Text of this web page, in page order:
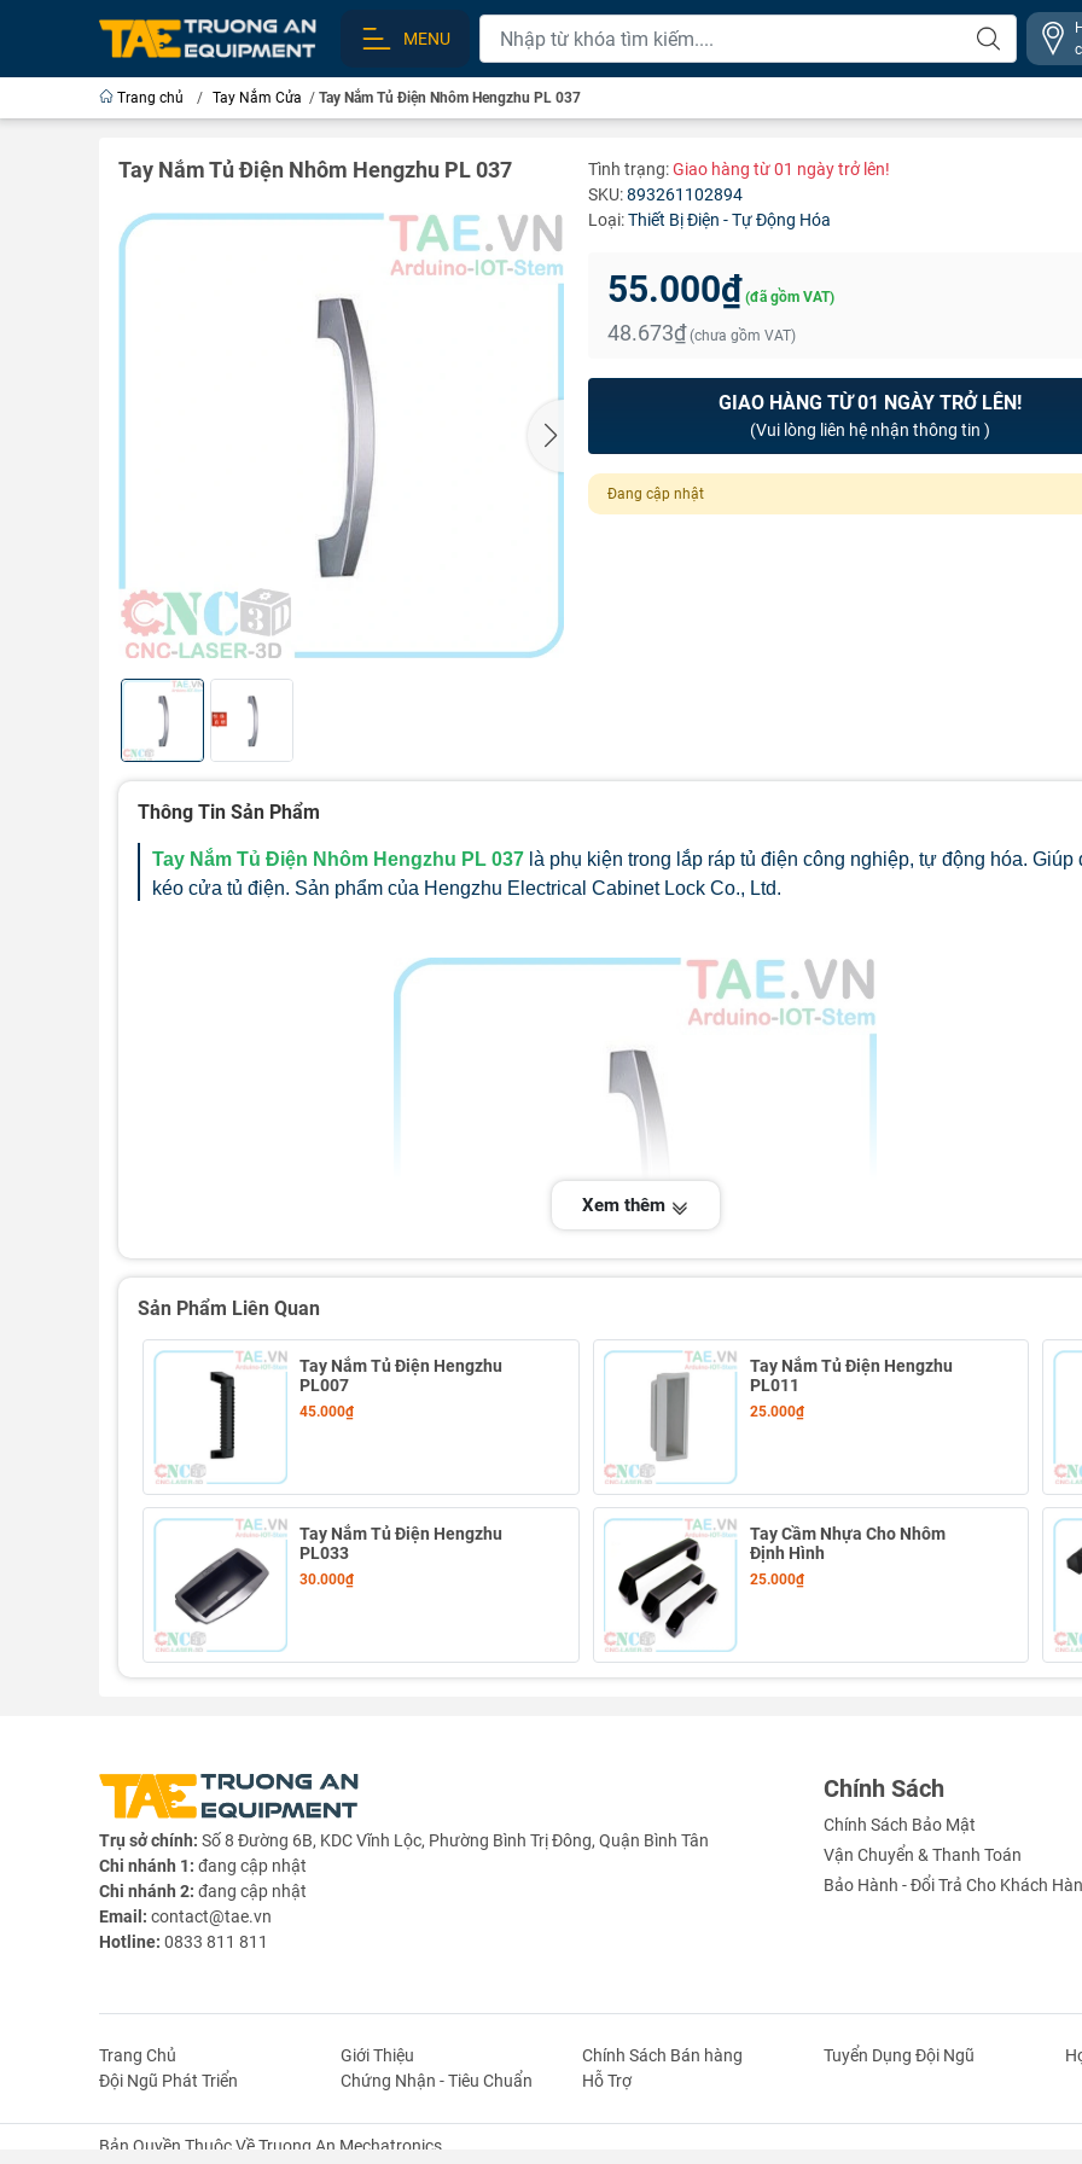
MENU
Trang chủ / Tay Nắm Cửa / Tay Nắm Tủ Điện Nhôm Hengzhu PL 037
Tay Nắm Tủ Điện Nhôm Hengzhu PL 037 Tình trạng:Giao hàng từ 01 ngày trở lên!
SKU:893261102894
Loại:Thiết Bị Điện - Tự Động Hóa
55.000₫ (đã gồm VAT)
48.673₫ (chưa gồm VAT)
GIAO HÀNG TỪ 01 NGÀY TRỞ LÊN!
(Vui lòng liên hệ nhận thông tin )
Đang cập nhật
Thông Tin Sản Phẩm
Tay Nắm Tủ Điện Nhôm Hengzhu PL 037 là phụ kiện trong lắp ráp tủ điện công nghiệp, tự động hóa. Giúp
kéo cửa tủ điện. Sản phẩm của Hengzhu Electrical Cabinet Lock Co., Ltd.
Thông số kỹ thuật Tay Nắm Tủ Điện Nhôm Hengzhu PL 037:
- Vật liệu: Nhôm
- kích thước: 121 x 28mm
- Kích thước lỗ: M6
Từ khóa sản phẩm:
- Tay Nắm Tủ Điện
- Tay Nắm Nhôm Hengzhu
Xem thêm
Sản Phẩm Liên Quan
Tay Nắm Tủ Điện Hengzhu
PL007
45.000₫
Tay Nắm Tủ Điện Hengzhu
PL011
25.000₫
Tay Nắm Tủ Điện Hengzhu
PL033
30.000₫
Tay Cầm Nhựa Cho Nhôm
Định Hình
25.000₫
Trụ sở chính: Số 8 Đường 6B, KDC Vĩnh Lộc, Phường Bình Trị Đông, Quận Bình Tân
Chi nhánh 1: đang cập nhật
Chi nhánh 2: đang cập nhật
Email: contact@tae.vn
Hotline: 0833 811 811
Chính Sách
Chính Sách Bảo Mật
Vận Chuyển & Thanh Toán
Bảo Hành - Đổi Trả Cho Khách
Trang Chủ Giới Thiệu Chính Sách Bán hàng Tuyển Dụng Đội Ngũ
Đội Ngũ Phát Triển
Chứng Nhận - Tiêu Chuẩn Hỗ Trợ
Bản Quyền Thuộc Về Truong An Mechatronics.